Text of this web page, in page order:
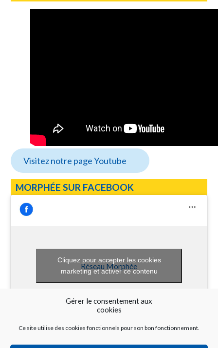
Gérer le consentement aux
cookies
Ce site utilise des cookies fonctionnels pour son bon fonctionnement.
Visitez notre page Youtube
MORPHÉE SUR FACEBOOK
Réseau Morphée
Cliquez pour accepter les cookies
marketing et activer ce contenu